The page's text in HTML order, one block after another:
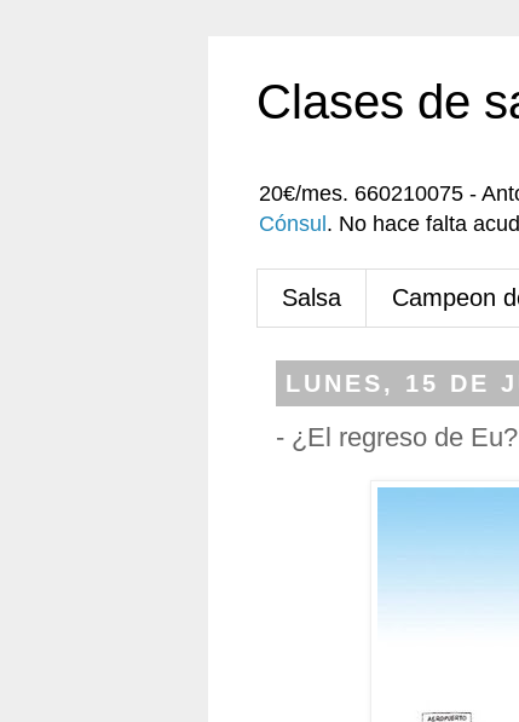
Clases de
20€/mes. 660210075 -
Cónsul . No hace falta
Salsa Campeon
LUNES, 15 DE
- ¿El regreso de